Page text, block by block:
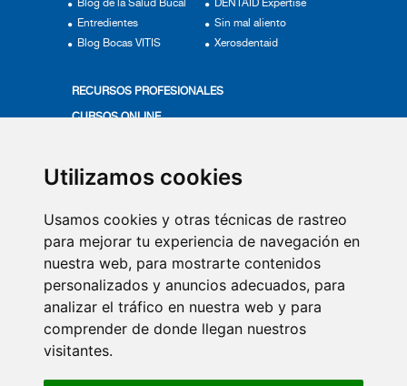
Utilizamos cookies
Usamos cookies y otras técnicas de rastreo
para mejorar tu experiencia de navegación en
nuestra web, para mostrarte contenidos
personalizados y anuncios adecuados, para
analizar el tráfico en nuestra web y para
comprender de donde llegan nuestros
visitantes.
Blog de la Salud Bucal
DENTAID Expertise
Entredientes
Sin mal aliento
Blog Bocas VITIS
Xerosdentaid
RECURSOS PROFESIONALES
CURSOS ONLINE
PRODUCTOS VITIS
VÍDEOS
QUIÉNES SOMOS
COMITÉ DE EXPERTOS
CONTACTO
SUSCRIPCIÓN NEWSLETTER